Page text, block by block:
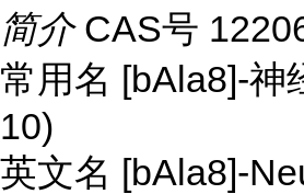
简介 CAS号
常用名 [bAla8]-神
10)
英文名 [bAla8]-